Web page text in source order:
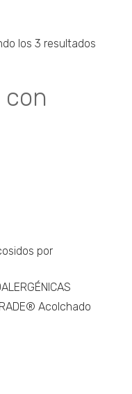
los 3 resultados
con
por
Acolchado